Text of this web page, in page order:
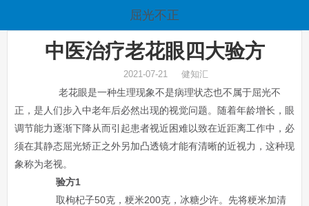
屈光不正
中医治疗老花眼四大验方
2021-07-21 健知汇
老花眼是一种生理现象不是病理状态也不属于屈光不
正，是人们步入中老年后必然出现的视觉问题。随着年龄增长，眼
调节能力逐渐下降从而引起患者视近困难以致在近距离工作中，必
须在其静态屈光矫正之外另加凸透镜才能有清晰的近视力，这种现
象称为老视。
验方1
取枸杞子50克，粳米200克，冰糖少许。先将粳米加清